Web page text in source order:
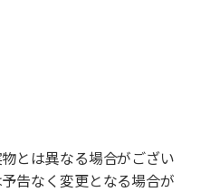
とは異なる場合がござい
告なく変更となる場合が